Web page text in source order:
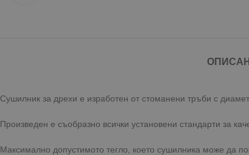
Сушилник за дрехи е изработен от стоманени тръби с
Произведен е съобразно всички установени стандарти за
Максимално допустимото тегло, което сушилника може да